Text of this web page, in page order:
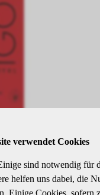
verwendet Cookies
sind notwendig für
helfen uns dabei, die
Einige Cookies, sofern